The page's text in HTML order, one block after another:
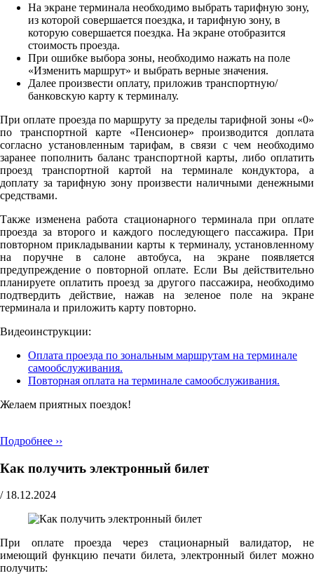
На экране терминала необходимо выбрать тарифную зону,
из которой совершается поездка, и тарифную зону, в
которую совершается поездка. На экране отобразится
стоимость проезда.
При ошибке выбора зоны, необходимо нажать на поле
«Изменить маршрут» и выбрать верные значения.
Далее произвести оплату, приложив транспортную/
банковскую карту к терминалу.
При оплате проезда по маршруту за пределы тарифной зоны «0»
по транспортной карте «Пенсионер» производится доплата
согласно установленным тарифам, в связи с чем необходимо
заранее пополнить баланс транспортной карты, либо оплатить
проезд транспортной картой на терминале кондуктора, а
доплату за тарифную зону произвести наличными денежными
средствами.
Также изменена работа стационарного терминала при оплате
проезда за второго и каждого последующего пассажира. При
повторном прикладывании карты к терминалу, установленному
на поручне в салоне автобуса, на экране появляется
предупреждение о повторной оплате. Если Вы действительно
планируете оплатить проезд за другого пассажира, необходимо
подтвердить действие, нажав на зеленое поле на экране
терминала и приложить карту повторно.
Видеоинструкции:
Оплата проезда по зональным маршрутам на терминале
самообслуживания.
Повторная оплата на терминале самообслуживания.
Желаем приятных поездок!
Подробнее ››
Как получить электронный билет
/ 18.12.2024
При оплате проезда через стационарный валидатор, не
имеющий функцию печати билета, электронный билет можно
получить: